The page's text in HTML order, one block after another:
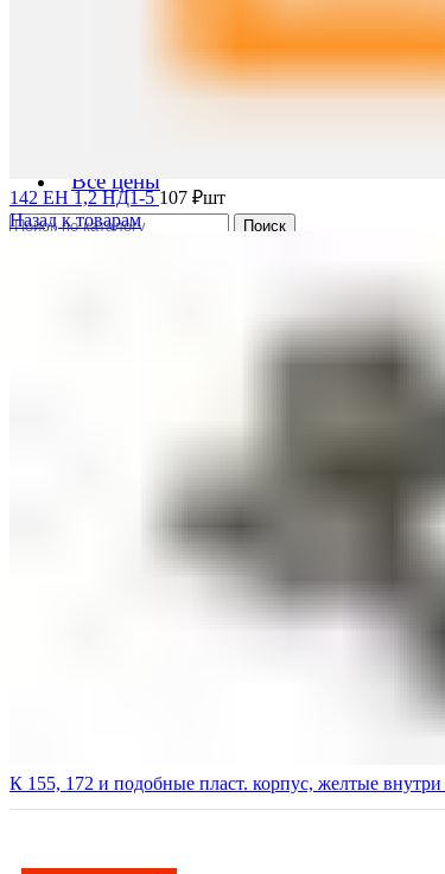
Черный лом
Все цены
Поиск
142 ЕН 1,2 НД1-5107 ₽шт
Назад к товарам
К 155, 172 и подобные пласт. корпус, желтые внутри